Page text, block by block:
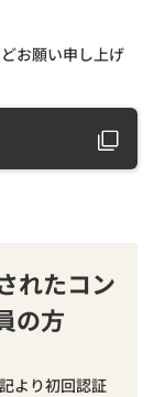
お願い申し上げ
れたコン
の方
より初回認証